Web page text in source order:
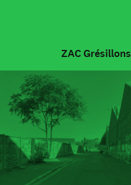
ZAC Grésillons